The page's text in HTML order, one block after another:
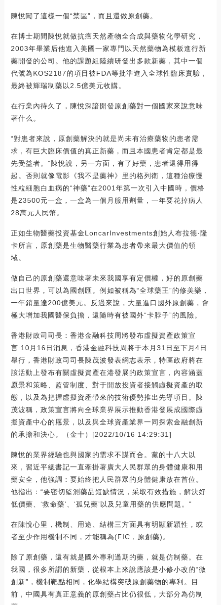
陳悅闖了這樣一個“禁區”，而且還做原創藥。
在博士期間陳悅就做抗癌天然產物全合成與藥物化學研究，
2003年畢業后他進入美國一家專門以天然藥物為模板進行新
藥開發的公司。他的課題組陸續研發出多款新藥，其中一個
代號為KOS2187的項目被FDA等批準進入全球性臨床實驗，
最終被輝瑞制藥以2.5億美元收購。
在行業內待久了，陳悅深諳開發原創藥對一個國家來說意味
著什么。
“對患者來說，原創藥解決的就是尚未有治療藥物的患者需
求，有巨大臨床價值的真正新藥，而且本國患者肯定都是最
先受益者。”陳悅說，另一方面，有了好藥，患者還得用得
起。否則就像電影《我不是藥神》里的格列衛，這種治療慢
性粒細胞白血病的“神藥”在2001年第一次引入中國時，價格
是23500元一盒，一盒為一個月服用劑量，一年要花掉病人
28萬元人民幣。
正如生物醫藥投資基金LoncarInvestments創始人布拉德·隆
卡所言，原創藥是生物醫藥行業為患者帶來最大價值的領
域。
做自己的原創藥還意味著未來我國享有定價權，好的原創藥
出口世界，可以為國創匯。例如被稱為“全球藥王”的修美樂，
一年銷量達200億美元。反過來說，大量進口國外原創藥，會
極大增加我國醫保負擔，還隨時有被國外“卡脖子”的風險。
香港財政司司長：香港金融科技周將發布虛擬資產政策宣
言:10月16日消息，香港金融科技周將于本月31日至下月4日
舉行，香港財政司司長陳茂波發表網志表示，特區政府將在
該活動上發布有關虛擬資產在港發展的政策宣言，內容涵蓋
愿景和策略、監管制度、對于開放投資者接觸虛擬資產的取
態，以及為把握虛擬資產帶來的技術優勢推出先導項目。陳
茂波稱，政策宣言將向全球業界展示推動香港發展成國際虛
擬資產中心的愿景，以及與全球資產業界一同探索金融創新
的承擔和決心。（金十）[2022/10/16 14:29:31]
陳悅的業界經驗也與國家的需求不謀而合。黨的十八大以
來，習近平總書記一直牽掛著廣大人民群眾的身體健康和用
藥安全，他強調：要始終把人民群眾的身體健康放在首位。
他指出：“要密切監測藥品短缺情況，采取有效措施，解決好
低價藥、‘救命藥’、‘孤兒藥’以及兒童用藥的供應問題。”
在陳悅心里，機制、用途、結構三方面具有明顯新穎性，或
者至少作用機制不同，才能稱為(FIC，原創藥)。
除了原創藥，還有就是國外專利過期的藥，就是仿制藥。在
我國，很多所謂的新藥，從根本上來說應該是小修小改的“微
創新”，機制靶點相同，化學結構突破原創藥物的專利。目
前，中國具有真正意義的原創藥占比仍很低，大部分為仿制